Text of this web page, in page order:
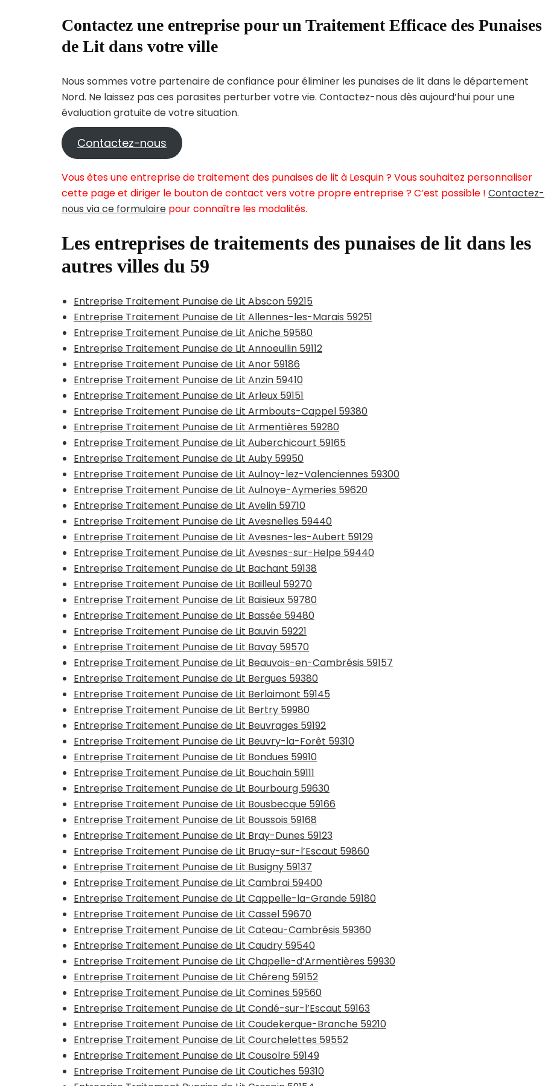
Contactez une entreprise pour un Traitement Efficace des Punaises
de Lit dans votre ville
Nous sommes votre partenaire de confiance pour éliminer les punaises de lit dans le département
Nord. Ne laissez pas ces parasites perturber votre vie. Contactez-nous dès aujourd’hui pour une
évaluation gratuite de votre situation.
Contactez-nous
Vous êtes une entreprise de traitement des punaises de lit à Lesquin ? Vous souhaitez personnaliser
cette page et diriger le bouton de contact vers votre propre entreprise ? C’est possible ! Contactez-
nous via ce formulaire pour connaître les modalités.
Les entreprises de traitements des punaises de lit dans les
autres villes du 59
Entreprise Traitement Punaise de Lit Abscon 59215
Entreprise Traitement Punaise de Lit Allennes-les-Marais 59251
Entreprise Traitement Punaise de Lit Aniche 59580
Entreprise Traitement Punaise de Lit Annoeullin 59112
Entreprise Traitement Punaise de Lit Anor 59186
Entreprise Traitement Punaise de Lit Anzin 59410
Entreprise Traitement Punaise de Lit Arleux 59151
Entreprise Traitement Punaise de Lit Armbouts-Cappel 59380
Entreprise Traitement Punaise de Lit Armentières 59280
Entreprise Traitement Punaise de Lit Auberchicourt 59165
Entreprise Traitement Punaise de Lit Auby 59950
Entreprise Traitement Punaise de Lit Aulnoy-lez-Valenciennes 59300
Entreprise Traitement Punaise de Lit Aulnoye-Aymeries 59620
Entreprise Traitement Punaise de Lit Avelin 59710
Entreprise Traitement Punaise de Lit Avesnelles 59440
Entreprise Traitement Punaise de Lit Avesnes-les-Aubert 59129
Entreprise Traitement Punaise de Lit Avesnes-sur-Helpe 59440
Entreprise Traitement Punaise de Lit Bachant 59138
Entreprise Traitement Punaise de Lit Bailleul 59270
Entreprise Traitement Punaise de Lit Baisieux 59780
Entreprise Traitement Punaise de Lit Bassée 59480
Entreprise Traitement Punaise de Lit Bauvin 59221
Entreprise Traitement Punaise de Lit Bavay 59570
Entreprise Traitement Punaise de Lit Beauvois-en-Cambrésis 59157
Entreprise Traitement Punaise de Lit Bergues 59380
Entreprise Traitement Punaise de Lit Berlaimont 59145
Entreprise Traitement Punaise de Lit Bertry 59980
Entreprise Traitement Punaise de Lit Beuvrages 59192
Entreprise Traitement Punaise de Lit Beuvry-la-Forêt 59310
Entreprise Traitement Punaise de Lit Bondues 59910
Entreprise Traitement Punaise de Lit Bouchain 59111
Entreprise Traitement Punaise de Lit Bourbourg 59630
Entreprise Traitement Punaise de Lit Bousbecque 59166
Entreprise Traitement Punaise de Lit Boussois 59168
Entreprise Traitement Punaise de Lit Bray-Dunes 59123
Entreprise Traitement Punaise de Lit Bruay-sur-l’Escaut 59860
Entreprise Traitement Punaise de Lit Busigny 59137
Entreprise Traitement Punaise de Lit Cambrai 59400
Entreprise Traitement Punaise de Lit Cappelle-la-Grande 59180
Entreprise Traitement Punaise de Lit Cassel 59670
Entreprise Traitement Punaise de Lit Cateau-Cambrésis 59360
Entreprise Traitement Punaise de Lit Caudry 59540
Entreprise Traitement Punaise de Lit Chapelle-d’Armentières 59930
Entreprise Traitement Punaise de Lit Chéreng 59152
Entreprise Traitement Punaise de Lit Comines 59560
Entreprise Traitement Punaise de Lit Condé-sur-l’Escaut 59163
Entreprise Traitement Punaise de Lit Coudekerque-Branche 59210
Entreprise Traitement Punaise de Lit Courchelettes 59552
Entreprise Traitement Punaise de Lit Cousolre 59149
Entreprise Traitement Punaise de Lit Coutiches 59310